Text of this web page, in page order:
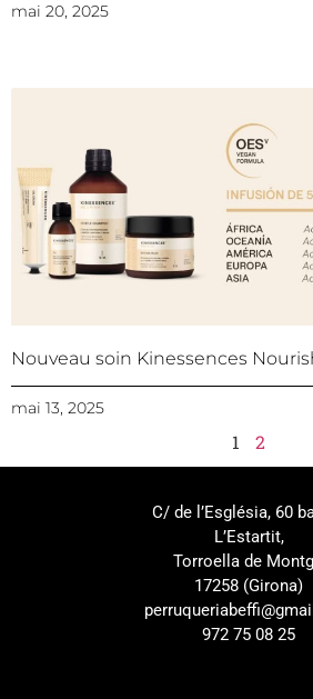
mai 20, 2025
Nouveau soin Kinessences
mai 13, 2025
1 2
C/ de l’Església, 60
L’Estartit,
Torroella de
17258 (Girona)
972 75 08 25